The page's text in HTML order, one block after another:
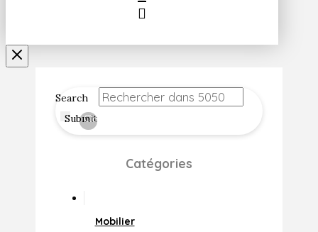
Search
Submit
Clear
Catégories
Mobilier